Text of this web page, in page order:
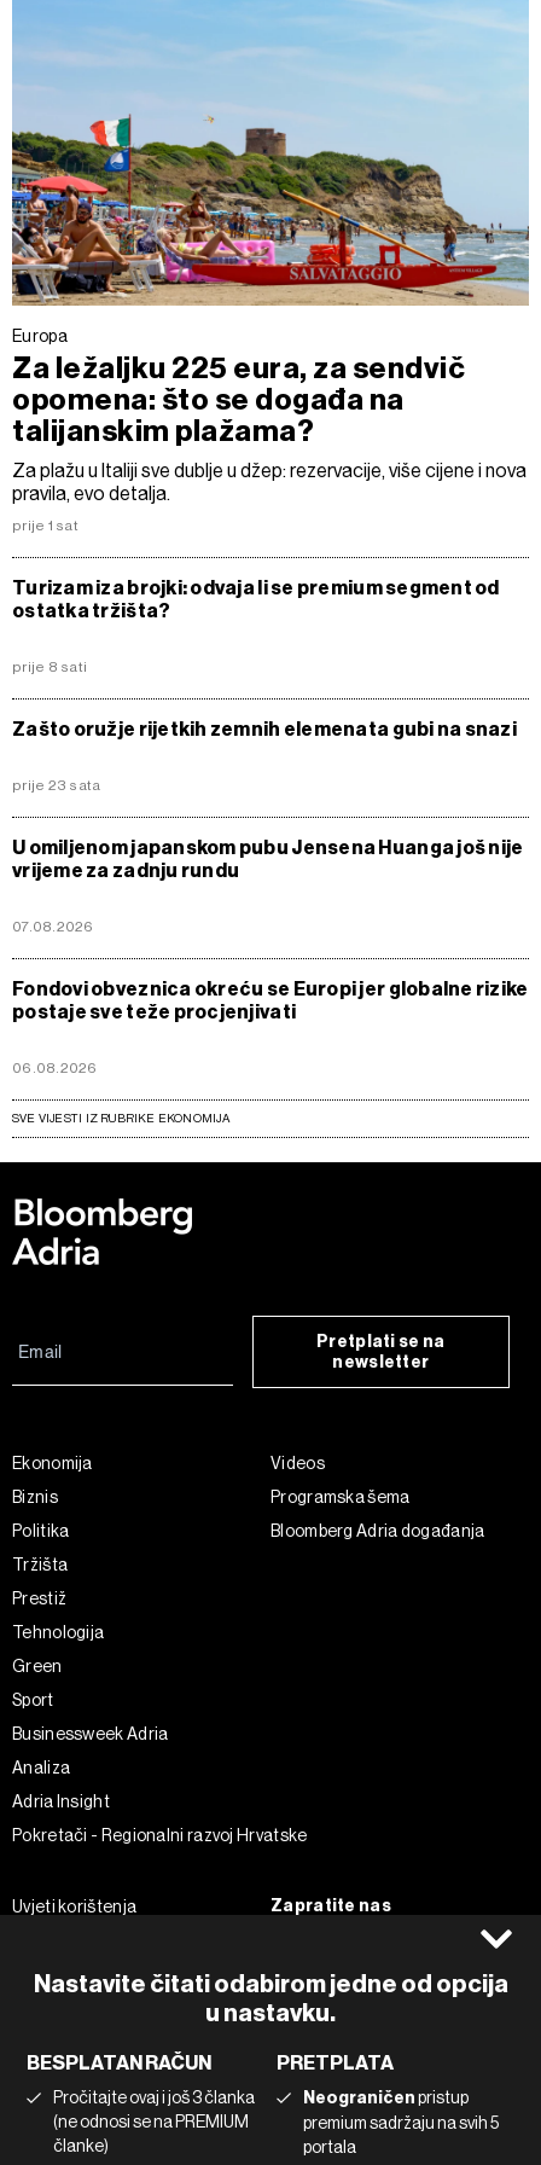
Europa
Za ležaljku 225 eura, za sendvič
opomena: što se događa na
talijanskim plažama?
Za plažu u Italiji sve dublje u džep: rezervacije, više cijene i nova
pravila, evo detalja.
prije 1 sat
Turizam iza brojki: odvaja li se premium segment od
ostatka tržišta?
prije 8 sati
Zašto oružje rijetkih zemnih elemenata gubi na snazi
prije 23 sata
U omiljenom japanskom pubu Jensena Huanga još nije
vrijeme za zadnju rundu
07.08.2026
Fondovi obveznica okreću se Europi jer globalne rizike
postaje sve teže procjenjivati
06.08.2026
SVE VIJESTI IZ RUBRIKE EKONOMIJA
Nastavite čitati odabirom jedne od opcija
u nastavku.
BESPLATAN RAČUN
Pročitajte ovaj i još 3 članka
(ne odnosi se na PREMIUM
članke)
PRETPLATA
Neograničenpristup
premium sadržaju na svih 5
portala
Pretplati se na
newsletter
Ekonomija
Biznis
Politika
Tržišta
Prestiž
Tehnologija
Green
Sport
Businessweek Adria
Analiza
Adria Insight
Pokretači - Regionalni razvoj Hrvatske
Videos
Programska šema
Bloomberg Adria događanja
Uvjeti korištenja
Politika kolačića
Korištenje umjetne inteligencije
Zapratite nas
Instagram
Twitter
Tiktok